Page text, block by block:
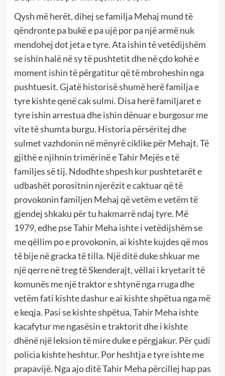
Qysh më herët, dihej se familja Mehaj mund të
qëndronte pa bukë e pa ujë por pa një armë nuk
mendohej dot jeta e tyre. Ata ishin të vetëdijshëm
se ishin halë në sy të pushtetit dhe në çdo kohë e
moment ishin të përgatitur që të mbroheshin nga
pushtuesit. Gjatë historisë shumë herë familja e
tyre kishte qenë cak sulmi. Disa herë familjaret e
tyre ishin arrestua dhe ishin dënuar e burgosur me
vite të shumta burgu. Historia përsëritej dhe
sulmet vazhdonin në mënyrë ciklike për Mehajt. Të
gjithë e njihnin trimërinë e Tahir Mejës e të
familjes së tij. Ndodhte shpesh kur pushtetarët e
udbashët porositnin njerëzit e caktuar që të
provokonin familjen Mehaj që vetëm e vetëm të
gjendej shkaku për tu hakmarrë ndaj tyre. Më
1979, edhe pse Tahir Meha ishte i vetëdijshëm se
me qëllim po e provokonin, ai kishte kujdes që mos
të bije në gracka të tilla. Një ditë duke shkuar me
një qerre në treg të Skenderajt, vëllai i kryetarit të
komunës me një traktor e shtynë nga rruga dhe
vetëm fati kishte dashur e ai kishte shpëtua nga më
e keqja. Pasi se kishte shpëtua, Tahir Meha ishte
kacafytur me ngasësin e traktorit dhe i kishte
dhënë një leksion të mire duke e përgjakur. Për çudi
policia kishte heshtur. Por heshtja e tyre ishte me
prapavijë. Nga ajo ditë Tahir Meha përcillej hap pas